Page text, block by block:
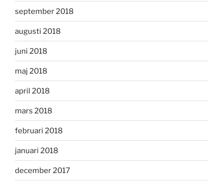
september 2018
augusti 2018
juni 2018
maj 2018
april 2018
mars 2018
februari 2018
januari 2018
december 2017